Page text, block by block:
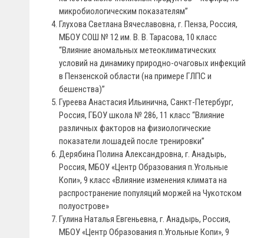
микробиологическим показателям”
Глухова Светлана Вячеславовна, г. Пенза, Россия,
МБОУ СОШ № 12 им. В. В. Тарасова, 10 класс
“Влияние аномальных метеоклиматических
условий на динамику природно-очаговых инфекций
в Пензенской области (на примере ГЛПС и
бешенства)”
Гуреева Анастасия Ильинична, Санкт-Петербург,
Россия, ГБОУ школа № 286, 11 класс “Влияние
различных факторов на физиологические
показатели лошадей после тренировки”
Дерябина Полина Александровна, г. Анадырь,
Россия, МБОУ «Центр Образования п.Угольные
Копи», 9 класс «Влияние изменения климата на
распространение популяций моржей на Чукотском
полуострове»
Гулина Наталья Евгеньевна, г. Анадырь, Россия,
МБОУ «Центр Образования п.Угольные Копи», 9